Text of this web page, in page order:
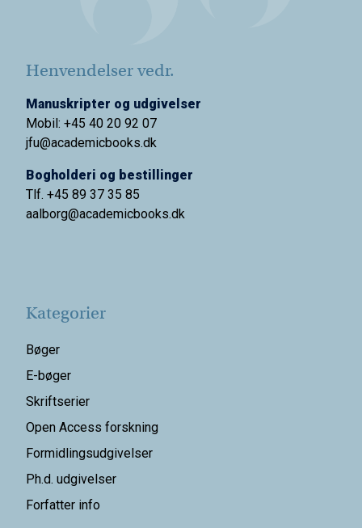
Henvendelser vedr.
Manuskripter og udgivelser
Mobil: +45 40 20 92 07
jfu@academicbooks.dk
Bogholderi og bestillinger
Tlf. +45 89 37 35 85
aalborg@academicbooks.dk
Kategorier
Bøger
E-bøger
Skriftserier
Open Access forskning
Formidlingsudgivelser
Ph.d. udgivelser
Forfatter info